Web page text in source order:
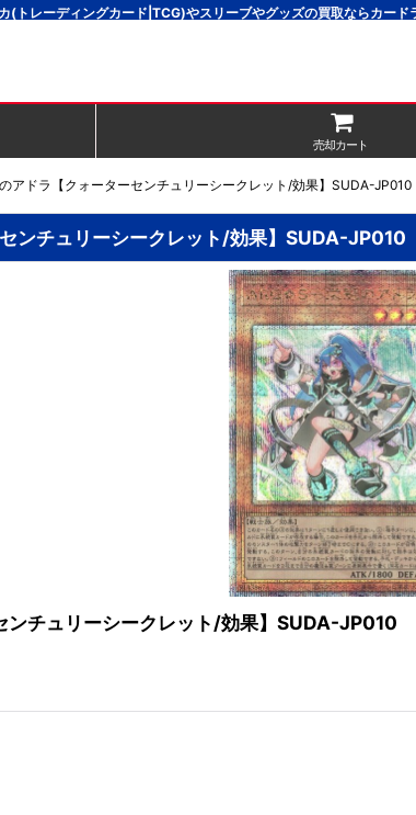
(トレーディングカード|TCG)やスリーブやグッズの買取ならカー
売却カート
アドラ【クォーターセンチュリーシークレット/効果】SUDA-JP010
ンチュリーシークレット/効果】SUDA-JP010
ンチュリーシークレット/効果】SUDA-JP010